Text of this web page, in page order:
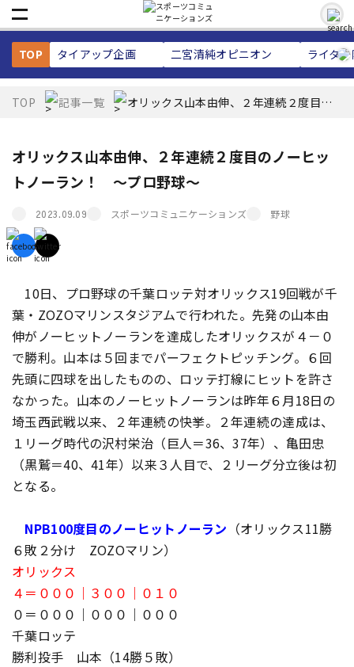
TOP タイアップ企画 二宮清純オピニオン ライタ
TOP 記事一覧 オリックス山本由伸、２年連続２度目の
オリックス山本由伸、２年連続２度目のノーヒッ
トノーラン！ ～プロ野球～
2023.09.09 スポーツコミュニケーションズ 野球
10日、プロ野球の千葉ロッテ対オリックス19回戦が千
葉・ZOZOマリンスタジアムで行われた。先発の山本由
伸がノーヒットノーランを達成したオリックスが４－０
で勝利。山本は５回までパーフェクトピッチング。６回
先頭に四球を出したものの、ロッテ打線にヒットを許さ
なかった。山本のノーヒットノーランは昨年６月18日の
埼玉西武戦以来、２年連続の快挙。２年連続の達成は、
１リーグ時代の沢村栄治（巨人＝36、37年）、亀田忠
（黒鷲＝40、41年）以来３人目で、２リーグ分立後は初
となる。
NPB100度目のノーヒットノーラン （オリックス11勝
６敗２分け ZOZOマリン）
オリックス
４＝０００｜３００｜０１０
０＝０００｜０００｜０００
千葉ロッテ
勝利投手 山本（14勝５敗）